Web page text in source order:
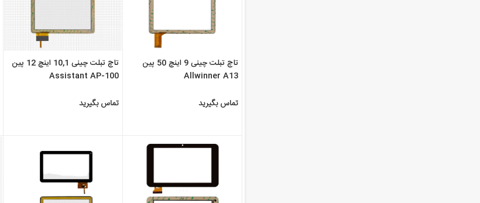
تاچ تبلت چینی 9 اینچ 50 پین
Allwinner A13
تماس بگیرید
تاچ تبلت چینی 10,1 اینچ 12 پین
Assistant AP-100
تماس بگیرید